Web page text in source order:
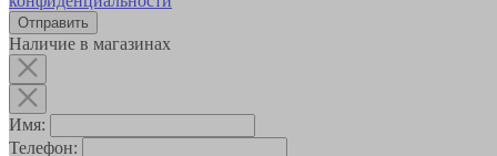
Наличие в магазинах
Имя:
Телефон: